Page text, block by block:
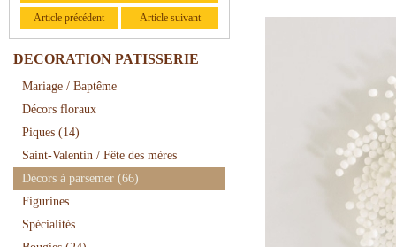
Article précédent Article suivant
DECORATION PATISSERIE
Mariage / Baptême
Décors floraux
Piques (14)
Saint-Valentin / Fête des mères
Décors à parsemer (66)
Figurines
Spécialités